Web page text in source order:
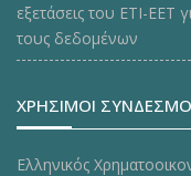
εξετάσεις του ΕΤΙ-ΕΕΤ
τους δεδομένων
ΧΡΗΣΙΜΟΙ
Ελληνικός